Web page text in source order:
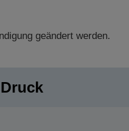
geändert werden.
Druck